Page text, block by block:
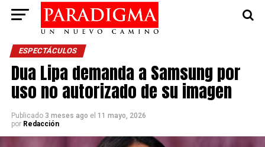
ESPECTÁCULOS
Dua Lipa demanda a Samsung por
uso no autorizado de su imagen
Publicado 3 meses ago el 11 mayo, 2026
por Redacción